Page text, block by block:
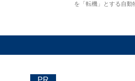
を「転機」とする自